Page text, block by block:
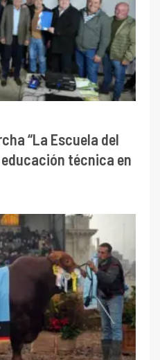
“La Escuela del
técnica en